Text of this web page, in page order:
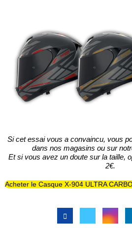
Si cet essai vous a convaincu, vous
dans nos magasins ou sur
Et si vous avez un doute sur la taille,
2€.
Acheter le Casque X-904 ULTRA